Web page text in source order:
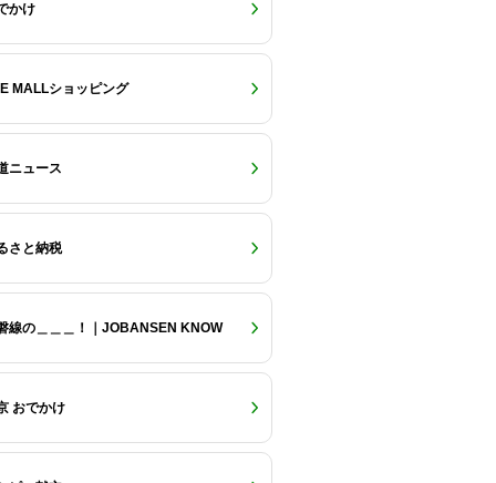
かけ
MALLショッピング
ニュース
さと納税
線の＿＿＿！｜JOBANSEN KNOW
おでかけ